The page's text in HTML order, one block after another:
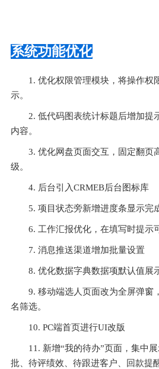
系统功能优化
1. 优化权限管理模块，将操作权
示。
2. 低代码图表统计标题后增加提
内容。
3. 优化网盘页面交互，固定翻页
级。
4. 后台引入CRMEB后台图标库
5. 项目状态旁新增进度条显示完
6. 工作汇报优化，在填写时提示
7. 消息推送渠道增加批量设置
8. 优化数据字典数据项默认值展
9. 移动端选人页面改为全屏弹窗
名筛选。
10. PC端首页进行UI改版
11. 新增“我的待办”页面，集中
批、待评绩效、待跟进客户、回款提